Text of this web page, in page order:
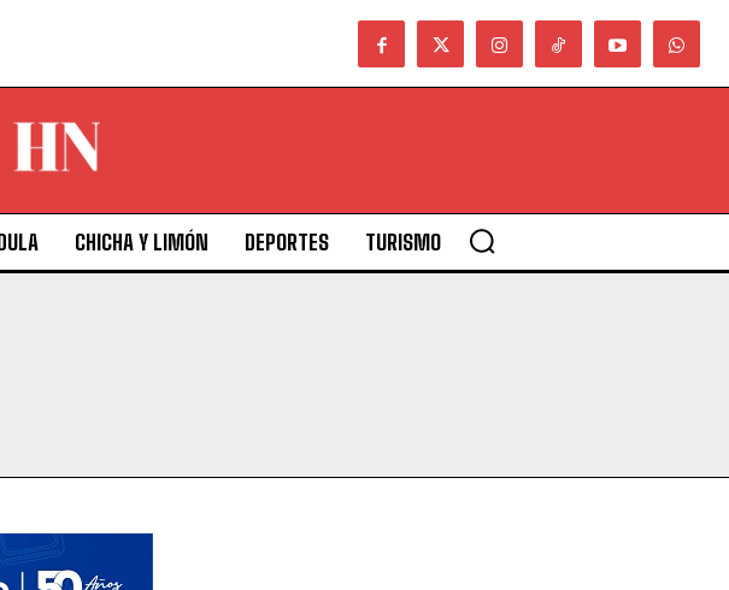
CHICHA Y LIMÓN DEPORTES TURISMO